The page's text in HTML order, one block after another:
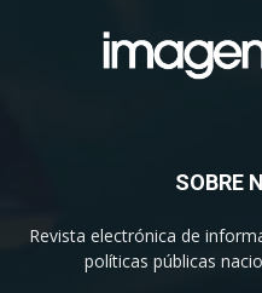
SOBRE
Revista electrónica de
políticas públicas